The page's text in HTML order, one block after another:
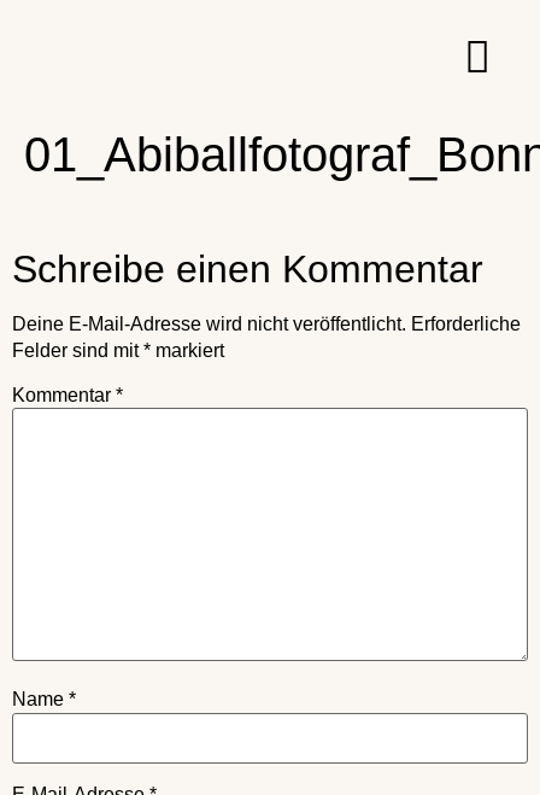
Schreibe einen Kommentar
Deine E-Mail-Adresse wird nicht veröffentlicht. Erforderliche
Felder sind mit* markiert
Kommentar *
Name *